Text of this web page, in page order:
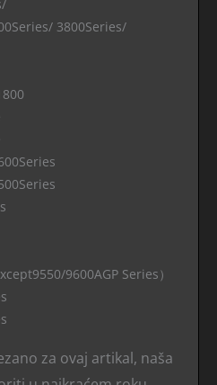
3800Series/
9600AGP Series）
za ovaj artikal, naša